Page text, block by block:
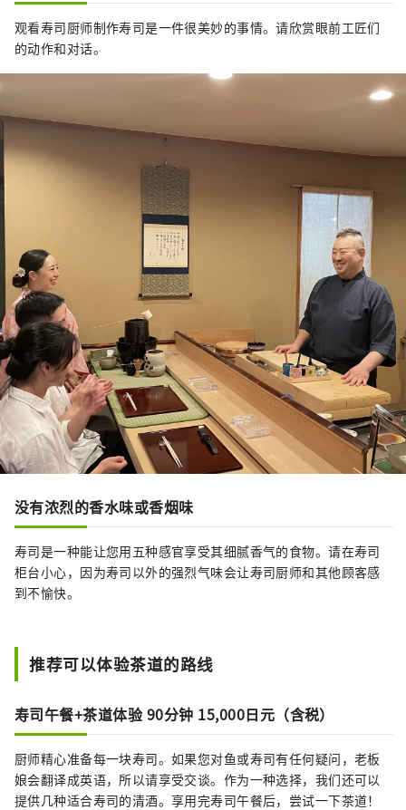
观看寿司厨师制作寿司是一件很美妙的事情。请欣赏眼前工匠们
的动作和对话。
没有浓烈的香水味或香烟味
寿司是一种能让您用五种感官享受其细腻香气的食物。请在寿司
柜台小心，因为寿司以外的强烈气味会让寿司厨师和其他顾客感
到不愉快。
推荐可以体验茶道的路线
寿司午餐+茶道体验 90分钟 15,000日元（含税）
厨师精心准备每一块寿司。如果您对鱼或寿司有任何疑问，老板
娘会翻译成英语，所以请享受交谈。作为一种选择，我们还可以
提供几种适合寿司的清酒。享用完寿司午餐后，尝试一下茶道！